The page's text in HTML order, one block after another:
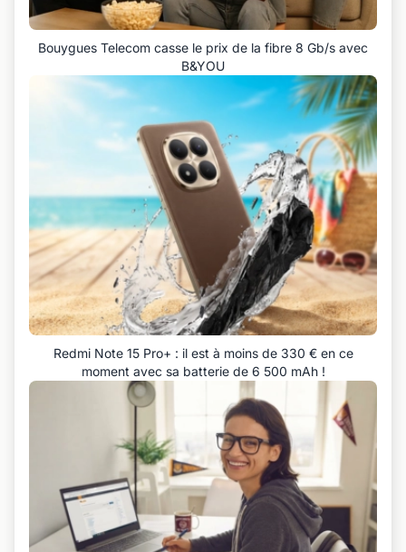
Bouygues Telecom casse le prix de la fibre 8 Gb/s avec
B&YOU
Redmi Note 15 Pro+ : il est à moins de 330 € en ce
moment avec sa batterie de 6 500 mAh !